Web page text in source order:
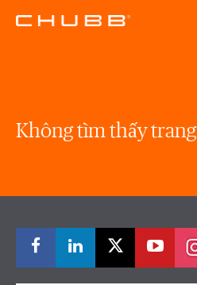
Không tìm thấy trang